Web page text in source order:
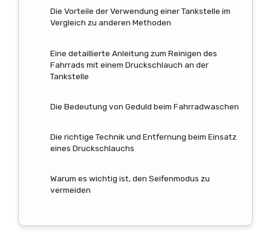
Die Vorteile der Verwendung einer Tankstelle im
Vergleich zu anderen Methoden
Eine detaillierte Anleitung zum Reinigen des
Fahrrads mit einem Druckschlauch an der
Tankstelle
Die Bedeutung von Geduld beim Fahrradwaschen
Die richtige Technik und Entfernung beim Einsatz
eines Druckschlauchs
Warum es wichtig ist, den Seifenmodus zu
vermeiden